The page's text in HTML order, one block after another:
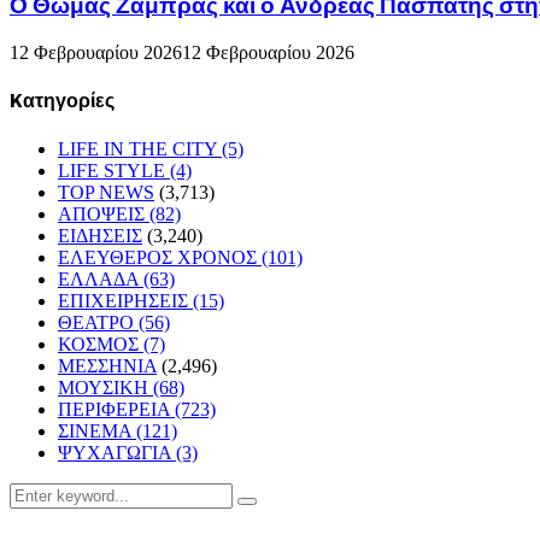
Ο Θωμάς Ζάμπρας και ο Ανδρέας Πασπάτης
12 Φεβρουαρίου 202612 Φεβρουαρίου 2026
Kατηγορίες
LIFE IN THE CITY (5)
LIFE STYLE (4)
TOP NEWS (3,713)
ΑΠΟΨΕΙΣ (82)
ΕΙΔΗΣΕΙΣ (3,240)
ΕΛΕΥΘΕΡΟΣ ΧΡΟΝΟΣ (101)
ΕΛΛΑΔΑ (63)
ΕΠΙΧΕΙΡΗΣΕΙΣ (15)
ΘΕΑΤΡΟ (56)
ΚΟΣΜΟΣ (7)
ΜΕΣΣΗΝΙΑ (2,496)
ΜΟΥΣΙΚΗ (68)
ΠΕΡΙΦΕΡΕΙΑ (723)
ΣΙΝΕΜΑ (121)
ΨΥΧΑΓΩΓΙΑ (3)
Search
for:
Search